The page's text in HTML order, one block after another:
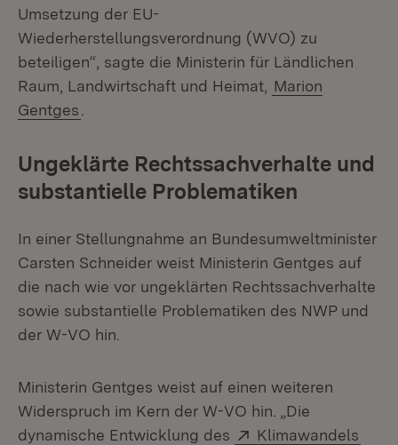
Umsetzung der EU-
Wiederherstellungsverordnung (WVO) zu
beteiligen“, sagte die Ministerin für Ländlichen
Raum, Landwirtschaft und Heimat, Marion
Gentges
Ungeklärte Rechtssachverhalte und
substantielle Problematiken
In einer Stellungnahme an Bundesumweltminister
Carsten Schneider weist Ministerin Gentges auf
die nach wie vor ungeklärten Rechtssachverhalte
sowie substantielle Problematiken des NWP und
der W-VO hin.
Ministerin Gentges weist auf einen weiteren
Widerspruch im Kern der W-VO hin. „Die
dynamische Entwicklung des
Extern:
Klimawandels